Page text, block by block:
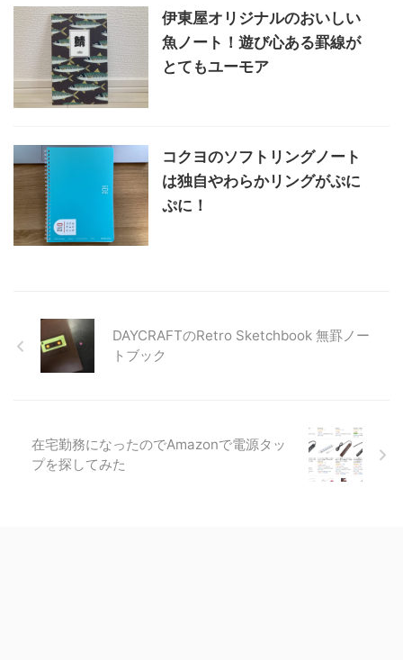
伊東屋オリジナルのおいしい
魚ノート！遊び心ある罫線が
とてもユーモア
コクヨのソフトリングノート
は独自やわらかリングがぷに
ぷに！
DAYCRAFTのRetro Sketchbook 無罫ノー
トブック
在宅勤務になったのでAmazonで電源タッ
プを探してみた